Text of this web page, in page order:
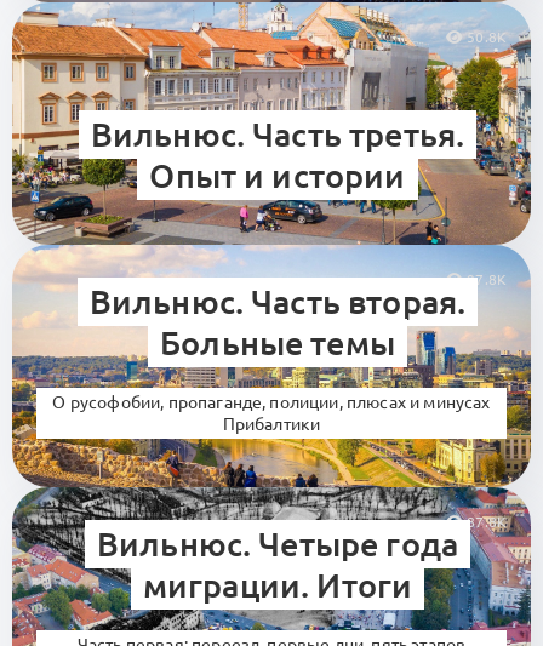
50.8K
Вильнюс. Часть третья.
Опыт и истории
97.8K
Вильнюс. Часть вторая.
Больные темы
О русофобии, пропаганде, полиции, плюсах и минусах
Прибалтики
87.8K
Вильнюс. Четыре года
миграции. Итоги